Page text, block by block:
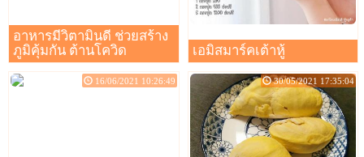
อาหารมีวิตามินดี ช่วยสร้าง
ภูมิคุ้มกัน ต้านโควิด
เอมิสมาร์คเต้าหู้
16/06/2021 10:26:49 30/05/2021 17:35:04